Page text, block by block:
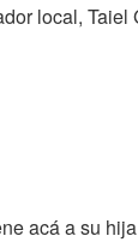
local,
acá a su